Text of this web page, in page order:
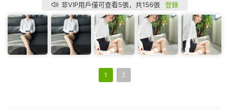
非VIP用戶僅可查看5張，共156張 登錄
1 2